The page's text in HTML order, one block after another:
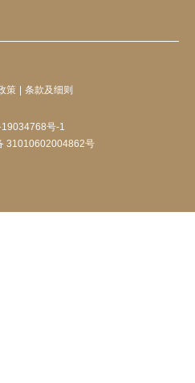
策 条款及细则
号-1
31010602004862号